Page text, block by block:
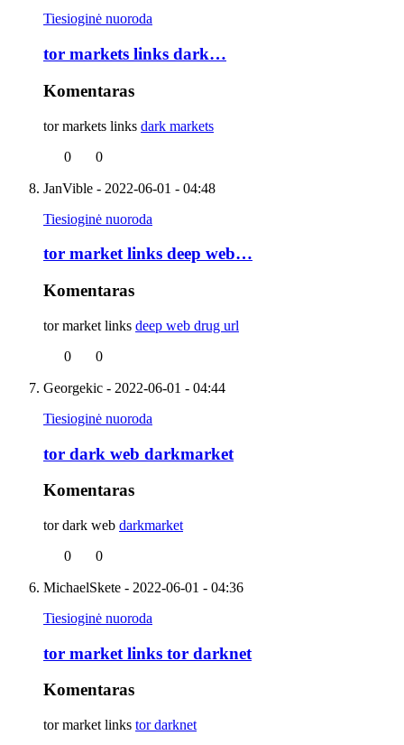
Tiesioginė nuoroda
tor markets links dark…
Komentaras
tor markets links dark markets
0
0
JanVible - 2022-06-01 - 04:48
Tiesioginė nuoroda
tor market links deep web…
Komentaras
tor market links deep web drug url
0
0
Georgekic - 2022-06-01 - 04:44
Tiesioginė nuoroda
tor dark web darkmarket
Komentaras
tor dark web darkmarket
0
0
MichaelSkete - 2022-06-01 - 04:36
Tiesioginė nuoroda
tor market links tor darknet
Komentaras
tor market links tor darknet